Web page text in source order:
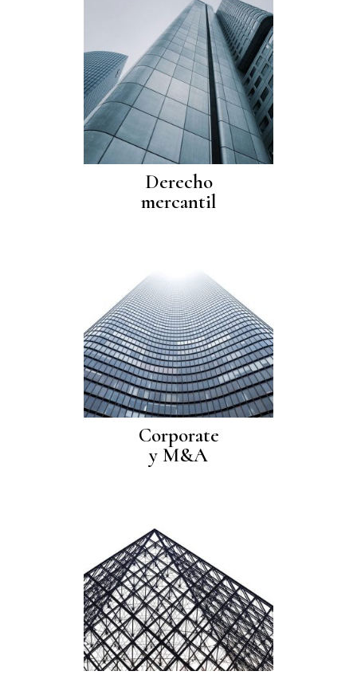
Derecho
mercantil
Corporate
y M&A